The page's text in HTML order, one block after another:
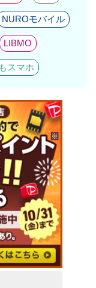
NUROモバイル
LIBMO
スマホ